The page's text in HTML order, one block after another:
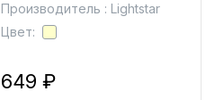
Производитель : Lightstar
Цвет:
649 ₽